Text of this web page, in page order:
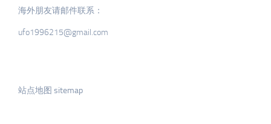
海外朋友请邮件联系：
ufo1996215@gmail.com
站点地图 sitemap